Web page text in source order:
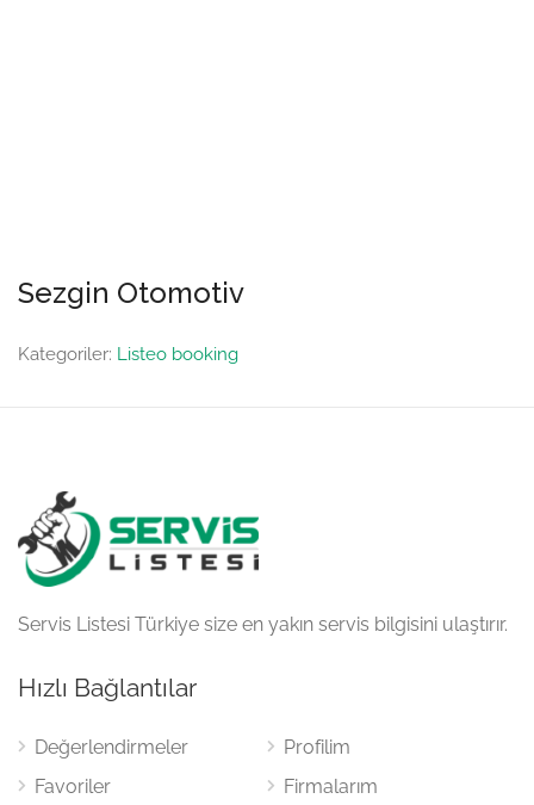
Sezgin Otomotiv
Kategoriler: Listeo booking
Servis Listesi Türkiye size en yakın servis bilgisini ulaştırır.
Hızlı Bağlantılar
Değerlendirmeler
Favoriler
Profilim
Firmalarım